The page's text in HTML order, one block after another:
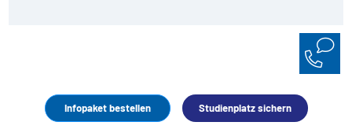
Infopaket bestellen Studienplatz sichern